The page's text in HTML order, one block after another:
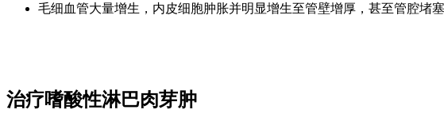
毛细血管大量增生，内皮细胞肿胀并明显增生至管壁增厚，甚至管腔堵塞
治疗嗜酸性淋巴肉芽肿